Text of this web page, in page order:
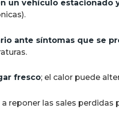
un vehículo estacionado
ante síntomas que se
fresco; el calor puede
reponer las sales perdidas